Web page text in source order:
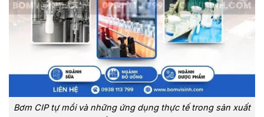
Bơm CIP tự mồi và những ứng dụng thực tế trong sản xuất